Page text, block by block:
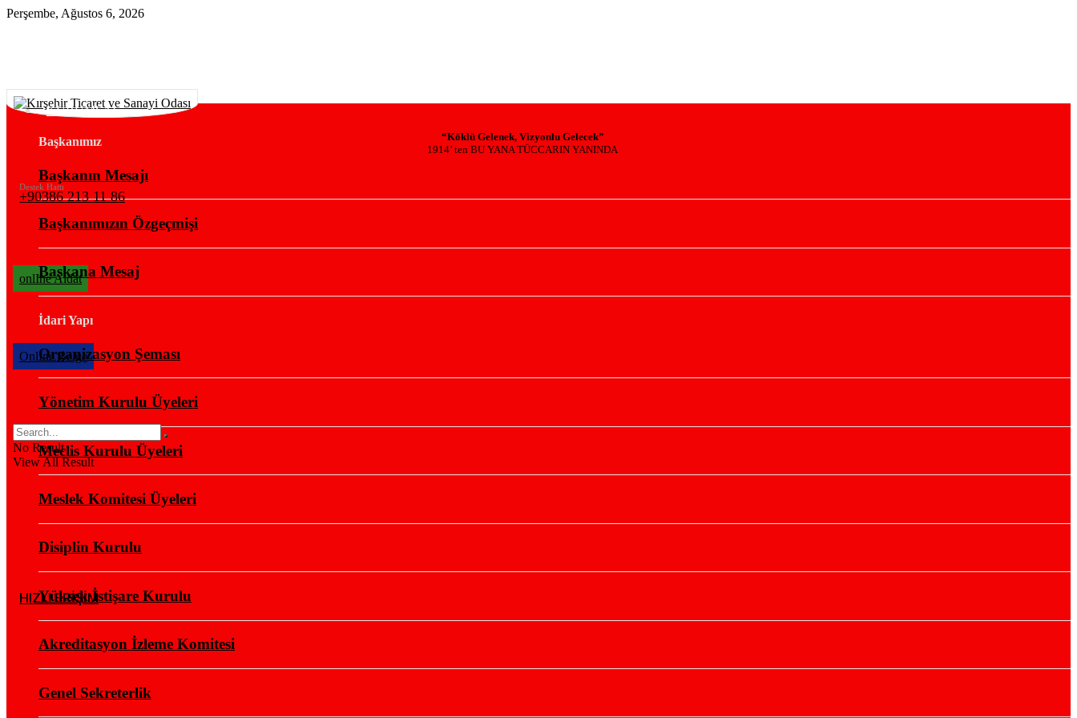
Perşembe, Ağustos 6, 2026
“Köklü Gelenek, Vizyonlu Gelecek”
1914’ ten BU YANA TÜCCARIN YANINDA
Destek Hattı
+90386 213 11 86
onlIne Aidat
OnlIne Belge
No Result
View All Result
HIZLI ERİŞİM
KURUMSAL
Başkanımız
Başkanın Mesajı
Başkanımızın Özgeçmişi
Başkana Mesaj
İdari Yapı
Organizasyon Şeması
Yönetim Kurulu Üyeleri
Meclis Kurulu Üyeleri
Meslek Komitesi Üyeleri
Disiplin Kurulu
Yüksek İstişare Kurulu
Akreditasyon İzleme Komitesi
Genel Sekreterlik